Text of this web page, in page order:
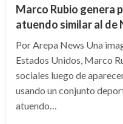
Marco Rubio genera
atuendo similar al de
Por Arepa News Una
Estados Unidos, Marco
sociales luego de
usando un conjunto
atuendo…